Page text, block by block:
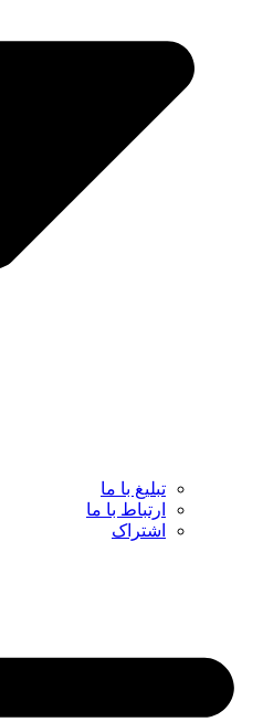
تبلیغ با ما
ارتباط با ما
اشتراک